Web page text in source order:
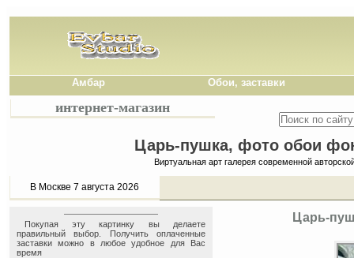
Амбар Обои, заставки
интернет-магазин
Царь-пушка, фото обои фон
Виртуальная арт галерея современной
В Москве 7 августа 2026
Покупая эту картинку вы делаете
правильный выбор. Получить оплаченные
заставки можно в любое удобное для Вас
время
Царь-